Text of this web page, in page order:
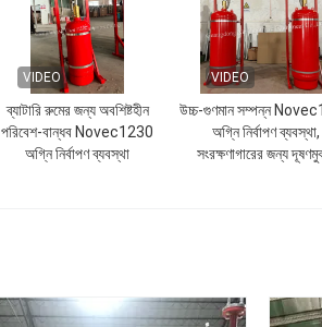
VIDEO
ব্যাটারি রুমের জন্য অবশিষ্টহীন
পরিবেশ-বান্ধব Novec1230
অগ্নি নির্বাপণ ব্যবস্থা
VIDEO
উচ্চ-গুণমান সম্পন্ন
অগ্নি নির্বাপণ ব্যবস্থা,
সংরক্ষণাগারের জন্য